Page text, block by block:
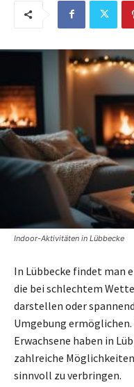
Indoor-Aktivitäten in Lübbecke
In Lübbecke findet man
die bei schlechtem
darstellen oder
Umgebung
Erwachsene haben in
zahlreiche
sinnvoll zu verbringen.